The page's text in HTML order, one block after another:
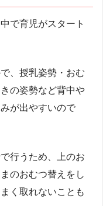
で育児がスタート
、授乳姿勢・おむ
の姿勢など背中や
が出やすいので
行うため、上のお
のおむつ替えをし
く取れないことも